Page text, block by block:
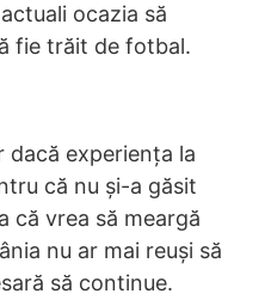
ocazia să
fie trăit de fotbal.
dacă experiența la
că nu și-a găsit
că vrea să meargă
nu ar mai reuși să
să continue.